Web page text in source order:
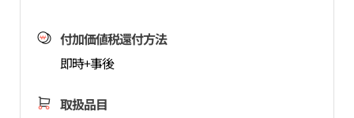
付加価値税還付方法
即時+事後
取扱品目